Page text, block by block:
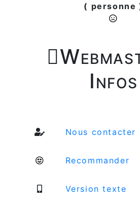
( personne

Infos
Nous contacter
Recommander
Version texte